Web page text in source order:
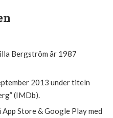
Bergström år 1987
2013 under titeln
(IMDb).
Store & Google Play med